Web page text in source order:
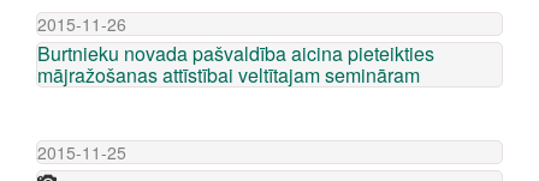
2015-11-26
Burtnieku novada pašvaldība aicina pieteikties
mājražošanas attīstībai veltītajam semināram
2015-11-25